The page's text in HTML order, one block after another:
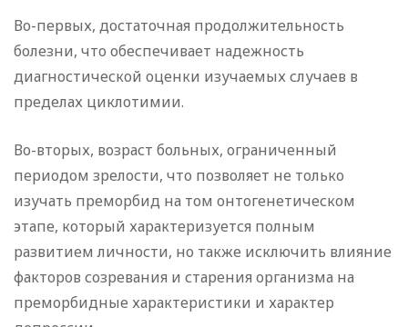
Во-первых, достаточная продолжительность
болезни, что обеспечивает надежность
диагностической оценки изучаемых случаев в
пределах циклотимии.
Во-вторых, возраст больных, ограниченный
периодом зрелости, что позволяет не только
изучать преморбид на том онтогенетическом
этапе, который характеризуется полным
развитием личности, но также исключить влияние
факторов созревания и старения организма на
преморбидные характеристики и характер